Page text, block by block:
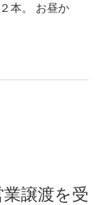
本。 お昼か
譲渡を受